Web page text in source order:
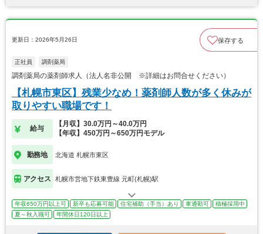
更新日：2026年5月26日 保存する
正社員 調剤薬局
調剤薬局の薬剤師求人（法人名非公開 ※詳細はお問合せください）
【札幌市東区】残業少なめ！薬剤師人数が多く休みが
取りやすい職場です！
給与
【月収】30.0万円～40.0万円
【年収】450万円～650万円モデル
勤務地 北海道 札幌市東区
アクセス 札幌市営地下鉄東豊線 元町(札幌)駅
年収650万円以上可 新卒も応募可能 住宅補助（手当）あり 車通勤可
積極採用中
夏～秋入職可
年間休日120日以上